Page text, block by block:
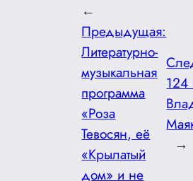
←
Предыдущая:
Литературно-
музыкальная
программа
«Роза
Тевосян, её
«Крылатый
дом» и не
→